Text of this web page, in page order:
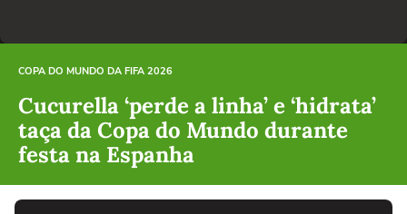
COPA DO MUNDO DA FIFA 2026
Cucurella ‘perde a linha’ e ‘hidrata’
taça da Copa do Mundo durante
festa na Espanha